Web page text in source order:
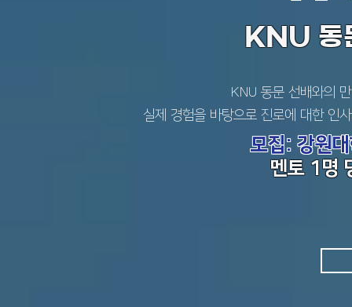
KNU 동
KNU 동문 선배와의
실제 경험을 바탕으로 진로에 대한 인
모집: 강원
멘토 1명